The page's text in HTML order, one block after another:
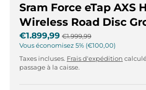
n
g
u
a
g
e
.
r
e
n
c
y
.
Sram Force eTap AXS
Wireless Road Disc
€1.899,99 €1.999,99
Vous économisez 5% €100,00
Taxes incluses. Frais d'expédition
passage à la caisse.